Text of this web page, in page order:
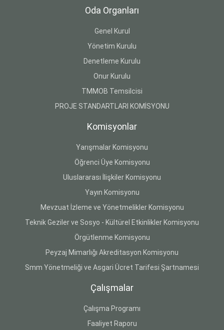
Oda Organları
Genel Kurul
Yönetim Kurulu
Denetleme Kurulu
Onur Kurulu
TMMOB Temsilcisi
PROJE STANDARTLARI KOMİSYONU
Komisyonlar
Yarışmalar Komisyonu
Öğrenci Üye Komisyonu
Uluslararası İlişkiler Komisyonu
Yayın Komisyonu
Mevzuat İzleme ve Yönetmelikler Komisyonu
Teknik Geziler ve Sosyo - Kültürel Etkinlikler Komisyonu
Örgütlenme Komisyonu
Peyzaj Mimarlığı Akreditasyon Komisyonu
Smm Yönetmeliği ve Asgari Ücret Tarifesi Şartnamesi
Çalışmalar
Çalışma Programı
Faaliyet Raporu